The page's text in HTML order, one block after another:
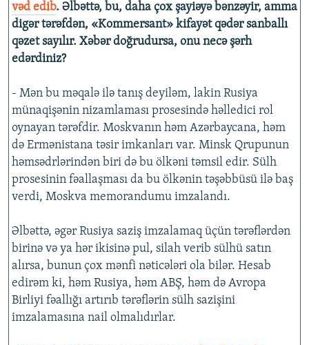
vəd edib. Əlbəttə, bu, daha çox şayiəyə bənzəyir, amma
digər tərəfdən, «Kommersant» kifayət qədər sanballı
qəzet sayılır. Xəbər doğrudursa, onu necə şərh
edərdiniz?
- Mən bu məqalə ilə tanış deyiləm, lakin Rusiya
münaqişənin nizamlaması prosesində həlledici rol
oynayan tərəfdir. Moskvanın həm Azərbaycana, həm
də Ermənistana təsir imkanları var. Minsk Qrupunun
həmsədrlərindən biri də bu ölkəni təmsil edir. Sülh
prosesinin fəallaşması da bu ölkənin təşəbbüsü ilə baş
verdi, Moskva memorandumu imzalandı.
Əlbəttə, əgər Rusiya saziş imzalamaq üçün tərəflərdən
birinə və ya hər ikisinə pul, silah verib sülhü satın
alırsa, bunun çox mənfi nəticələri ola bilər. Hesab
edirəm ki, həm Rusiya, həm ABŞ, həm də Avropa
Birliyi fəallığı artırıb tərəflərin sülh sazişini
imzalamasına nail olmalıdırlar.